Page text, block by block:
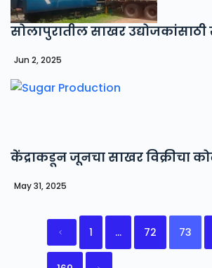
सोलापुरातील साखर
Jun 2, 2025
केंद्राकडून जूनचा साखर विक्रीचा
May 31, 2025
1 … 72 73